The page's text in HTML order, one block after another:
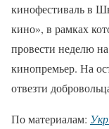
кинофестиваль в
кино», в рамках
провести неделю
кинопремьер. На
отвезти
По материалам: